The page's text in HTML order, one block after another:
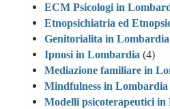
ECM Psicologi in
Etnopsichiatria ed
Genitorialita in Lombardia
Ipnosi in Lombardia(4)
Mediazione familiare in
Mindfulness in Lombardia
Modelli psicoterapeutici